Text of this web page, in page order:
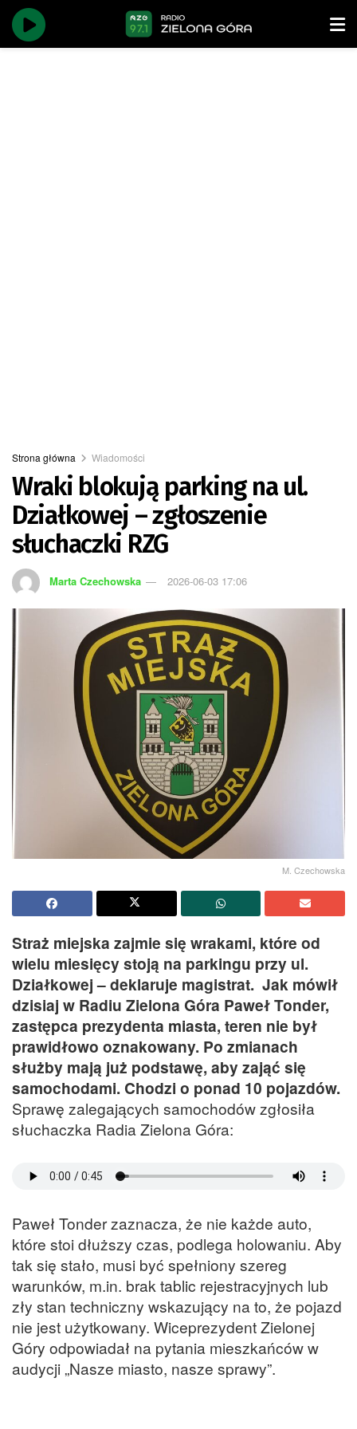
Strona główna Wiadomości
Wraki blokują parking na ul.
Działkowej – zgłoszenie
słuchaczki RZG
Marta Czechowska 2026-06-03 17:06
M. Czechowska
Straż miejska zajmie się wrakami, które od
wielu miesięcy stoją na parkingu przy ul.
Działkowej – deklaruje magistrat. Jak mówił
dzisiaj w Radiu Zielona Góra Paweł Tonder,
zastępca prezydenta miasta, teren nie był
prawidłowo oznakowany. Po zmianach
służby mają już podstawę, aby zająć się
samochodami. Chodzi o ponad 10 pojazdów.
Sprawę zalegających samochodów zgłosiła
słuchaczka Radia Zielona Góra:
Paweł Tonder zaznacza, że nie każde auto,
które stoi dłuższy czas, podlega holowaniu. Aby
tak się stało, musi być spełniony szereg
warunków, m.in. brak tablic rejestracyjnych lub
zły stan techniczny wskazujący na to, że pojazd
nie jest użytkowany. Wiceprezydent Zielonej
Góry odpowiadał na pytania mieszkańców w
audycji „Nasze miasto, nasze sprawy”.